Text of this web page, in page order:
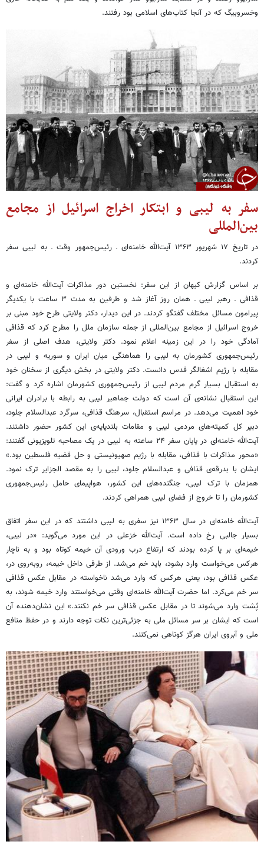
وخسروبیگ که در آنجا کتاب‌های اسلامی بود رفتند.
سفر به لیبی و ابتکار اخراج اسرائیل از مجامع
بین‌المللی
در تاریخ ۱۷ شهریور ۱۳۶۳ آیت‌الله خامنه‌ای ـ رئیس‌جمهور وقت ـ به لیبی سفر
کردند.
بر اساس گزارش کیهان از این سفر: نخستین دور مذاکرات آیت‌الله خامنه‌ای و
قذافی ـ رهبر لیبی ـ همان روز آغاز شد و طرفین به مدت ۳ ساعت با یکدیگر
پیرامون مسائل مختلف گفتگو کردند. در این دیدار، دکتر ولایتی طرح خود مبنی بر
خروج اسرائیل از مجامع بین‌المللی از جمله سازمان ملل را مطرح کرد که قذافی
آمادگی خود را در این زمینه اعلام نمود. دکتر ولایتی، هدف اصلی از سفر
رئیس‌جمهوری کشورمان به لیبی را هماهنگی میان ایران و سوریه و لیبی در
مقابله با رژیم اشغالگر قدس دانست. دکتر ولایتی در بخش دیگری از سخنان خود
به استقبال بسیار گرم مردم لیبی از رئیس‌جمهوری کشورمان اشاره کرد و گفت:
این استقبال نشانه‌ی آن است که دولت جماهیر لیبی به رابطه با برادران ایرانی
خود اهمیت می‌دهد. در مراسم استقبال، سرهنگ قذافی، سرگرد عبدالسلام جلود،
دبیر کل کمیته‌های مردمی لیبی و مقامات بلندپایه‌ی این کشور حضور داشتند.
آیت‌الله خامنه‌ای در پایان سفر ۲۴ ساعته به لیبی در یک مصاحبه تلویزیونی گفتند:
«محور مذاکرات با قذافی، مقابله با رژیم صهیونیستی و حل قضیه فلسطین بود.»
ایشان با بدرقه‌ی قذافی و عبدالسلام جلود، لیبی را به مقصد الجزایر ترک نمود.
همزمان با ترک لیبی، جنگنده‌های این کشور، هواپیمای حامل رئیس‌جمهوری
کشورمان را تا خروج از فضای لیبی همراهی کردند.
آیت‌الله خامنه‌ای در سال ۱۳۶۳ نیز سفری به لیبی داشتند که در این سفر اتفاق
بسیار جالبی رخ داده است. آیت‌الله خزعلی در این مورد می‌گوید: «در لیبی،
خیمه‌ای بر پا کرده بودند که ارتفاع درب ورودی آن خیمه کوتاه بود و به ناچار
هرکس می‌خواست وارد بشود، باید خم می‌شد. از طرفی داخل خیمه، روبه‌روی در،
عکس قذافی بود، یعنی هرکس که وارد می‌شد ناخواسته در مقابل عکس قذافی
سر خم می‌کرد. اما حضرت آیت‌الله خامنه‌ای وقتی می‌خواستند وارد خیمه شوند، به
پُشت وارد می‌شوند تا در مقابل عکس قذافی سر خم نکنند.» این نشان‌دهنده آن
است که ایشان بر سر مسائل ملی به جزئی‌ترین نکات توجه دارند و در حفظ منافع
ملی و آبروی ایران هرگز کوتاهی نمی‌کنند.